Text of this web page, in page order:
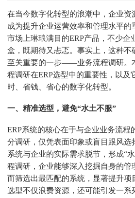
在当今数字化转型的浪潮中，企业资
成为提升企业运营效率和管理水平
市场上琳琅满目的ERP产品，不少企
盒，既期待又忐忑。事实上，这种不
至关重要的一步——业务流程调研。
程调研在ERP选型中的重要性，以及
时、省钱、省心的数字化转型。
一、精准选型，避免“水土不服”
ERP系统的核心在于与企业业务流程
分调研，仅凭表面印象或盲目跟风选
系统与企业的实际需求脱节，形成“
程调研，企业能够深入挖掘自身的管
而筛选出最匹配的系统，显著提升项
选型不仅浪费资源，还可能引发一系